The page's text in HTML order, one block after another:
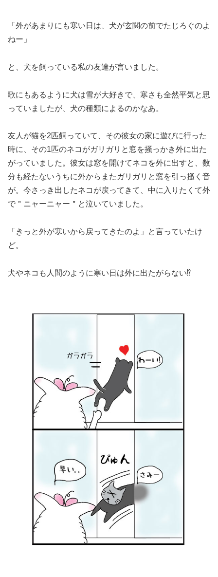
「外があまりにも寒い日は、犬が玄関の前でたじろぐのよ
ねー」
と、犬を飼っている私の友達が言いました。
歌にもあるように犬は雪が大好きで、寒さも全然平気と思
っていましたが、犬の種類によるのかなあ。
友人が猫を2匹飼っていて、その彼女の家に遊びに行った
時に、その1匹のネコがガリガリと窓を掻っかき外に出た
がっていました。彼女は窓を開けてネコを外に出すと、数
分も経たないうちに外からまたガリガリと窓を引っ掻く音
が。今さっき出したネコが戻ってきて、中に入りたくて外
で＂ニャーニャー＂と泣いていました。
「きっと外が寒いから戻ってきたのよ」と言っていたけ
ど。
犬やネコも人間のように寒い日は外に出たがらない⁉︎